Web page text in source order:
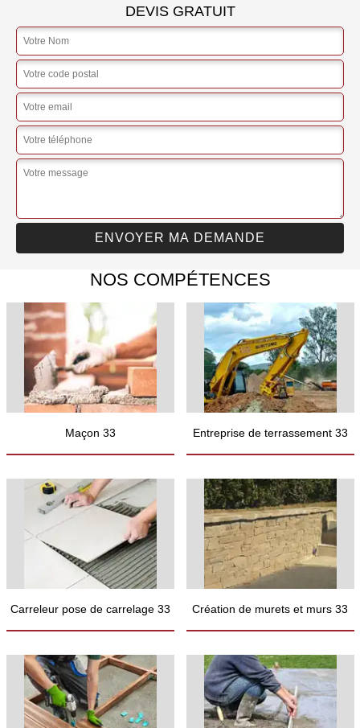
DEVIS GRATUIT
NOS COMPÉTENCES
Maçon 33 Entreprise de terrassement 33
Carreleur pose de carrelage 33 Création de murets et murs 33